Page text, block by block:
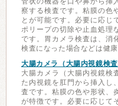
察する検査です。粘膜の色
とが可能です。必要に応じ
ポリープの切除や止血処理
です。胃カメラ検査は、消
検査になった場合などは健
大腸カメラ（大腸内視鏡検査
大腸カメラ（大腸内視鏡検
た内視鏡を肛門から挿入し
査です。粘膜の色や形状、
が特徴です。必要に応じて